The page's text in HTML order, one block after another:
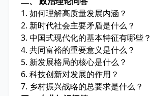
1. 如何理解高质量发展内涵？
2. 新时代社会主要矛盾是什么？
3. 中国式现代化的基本特征有哪些？
4. 共同富裕的重要意义是什么？
5. 新发展格局的核心是什么？
6. 科技创新对发展的作用？
7. 乡村振兴战略的总要求是什么？